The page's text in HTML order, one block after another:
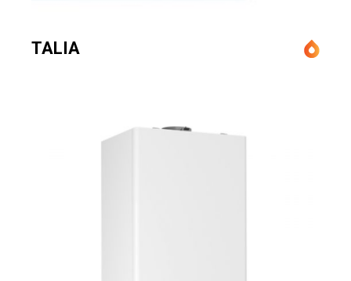
TALIA